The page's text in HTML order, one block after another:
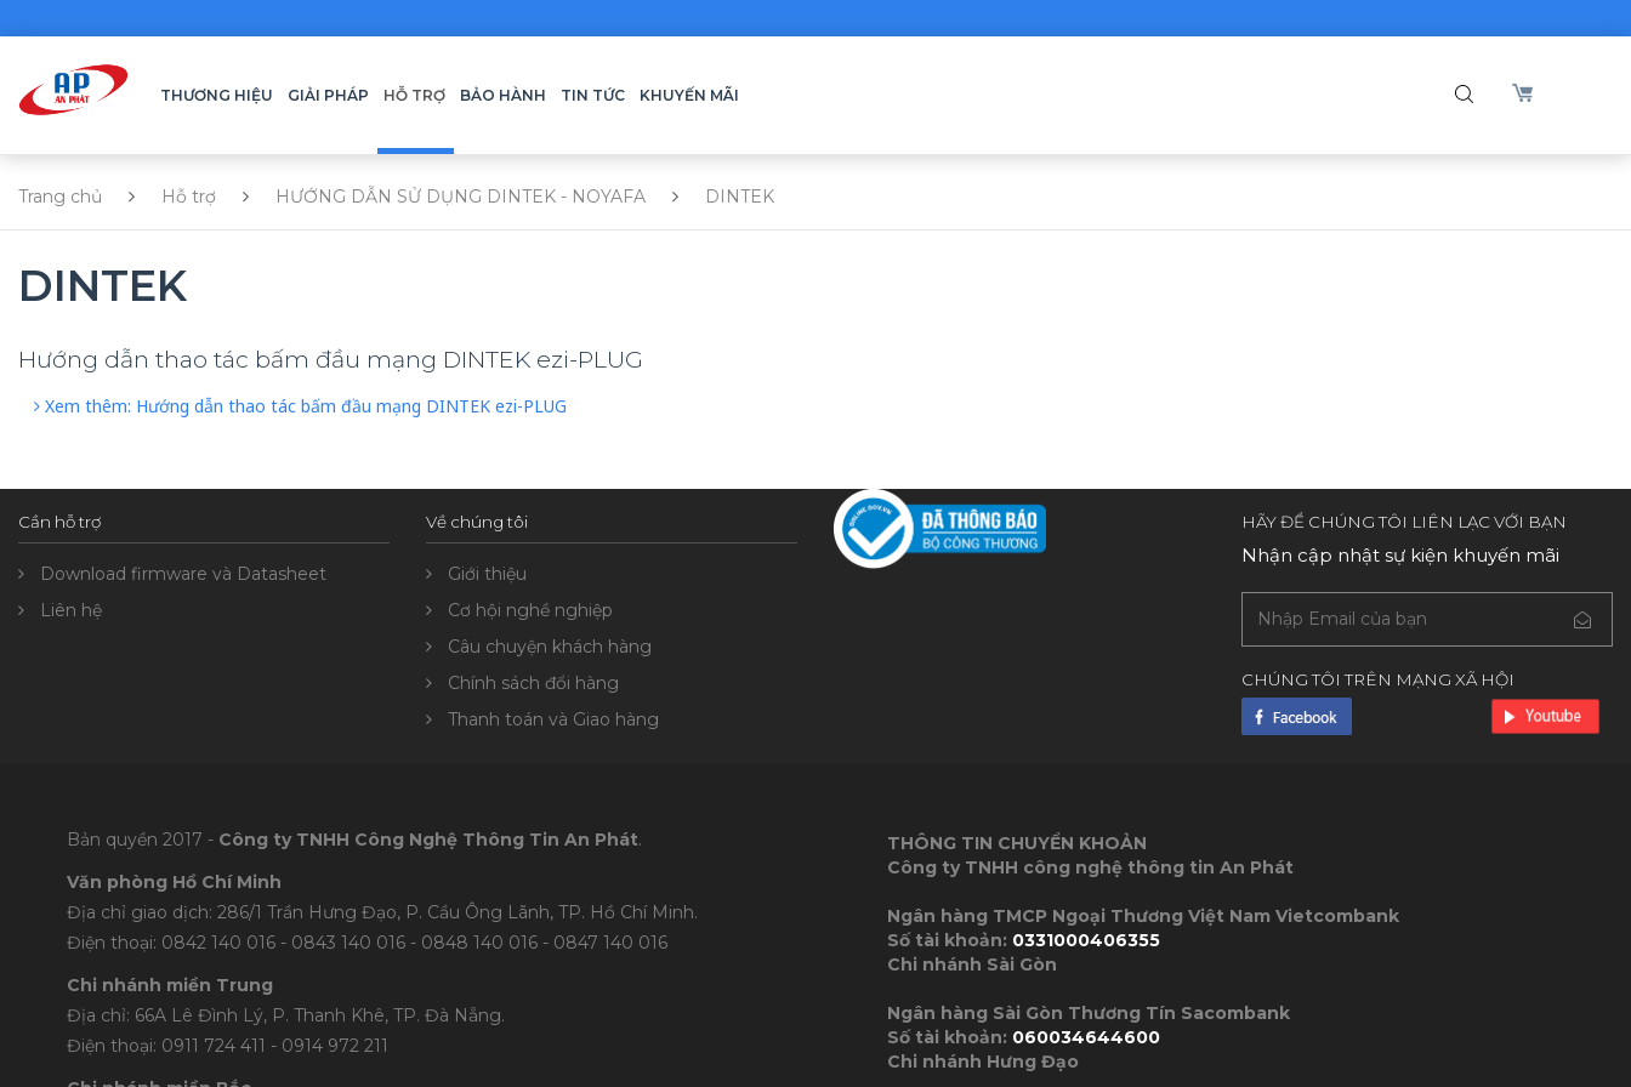
THƯƠNG HIỆU GIẢI PHÁP HỖ TRỢ BẢO HÀNH TIN TỨC KHUYẾN MÃI
Trang chủ Hỗ trợ HƯỚNG DẪN SỬ DỤNG DINTEK - NOYAFA DINTEK
DINTEK
Hướng dẫn thao tác bấm đầu mạng DINTEK ezi-PLUG
Xem thêm: Hướng dẫn thao tác bấm đầu mạng DINTEK ezi-PLUG
Cần hỗ trợ
Download firmware và Datasheet
Liên hệ
Về chúng tôi
Giới thiệu
Cơ hội nghề nghiệp
Câu chuyện khách hàng
Chính sách đổi hàng
Thanh toán và Giao hàng
HÃY ĐỂ CHÚNG TÔI LIÊN LẠC VỚI BẠN
Nhận cập nhật sự kiện khuyến mãi
CHÚNG TÔI TRÊN MẠNG XÃ HỘI
Bản quyền 2017 - Công ty TNHH Công Nghệ Thông Tin An Phát.
Văn phòng Hồ Chí Minh
Địa chỉ giao dịch: 286/1 Trần Hưng Đạo, P. Cầu Ông Lãnh, TP. Hồ Chí Minh.
Điện thoại: 0842 140 016 - 0843 140 016 - 0848 140 016 - 0847 140 016
Chi nhánh miền Trung
Địa chỉ: 66A Lê Đình Lý, P. Thanh Khê, TP. Đà Nẵng.
Điện thoại: 0911 724 411 - 0914 972 211
THÔNG TIN CHUYỂN KHOẢN
Công ty TNHH công nghệ thông tin An Phát
Ngân hàng TMCP Ngoại Thương Việt Nam Vietcombank
Số tài khoản: 0331000406355
Chi nhánh Sài Gòn
Ngân hàng Sài Gòn Thương Tín Sacombank
Số tài khoản: 060034644600
Chi nhánh Hưng Đạo